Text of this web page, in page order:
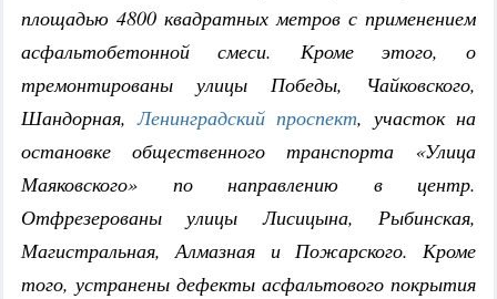
площадью 4800 квадратных метров с применением
асфальтобетонной смеси. Кроме этого, о​
тремонтированы улицы Победы, Чайковского,
Шандорная,Ленинградский проспект, участок на
остановке общественного транспорта «Улица
Маяковского» по направлению в центр.
Отфрезерованы улицы Лисицына, Рыбинская,
Магистральная, Алмазная и Пожарского. Кроме
того, устранены дефекты асфальтового покрытия